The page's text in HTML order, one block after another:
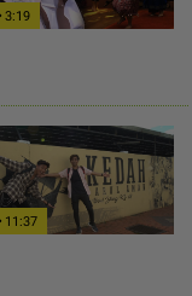
3:19
11:37